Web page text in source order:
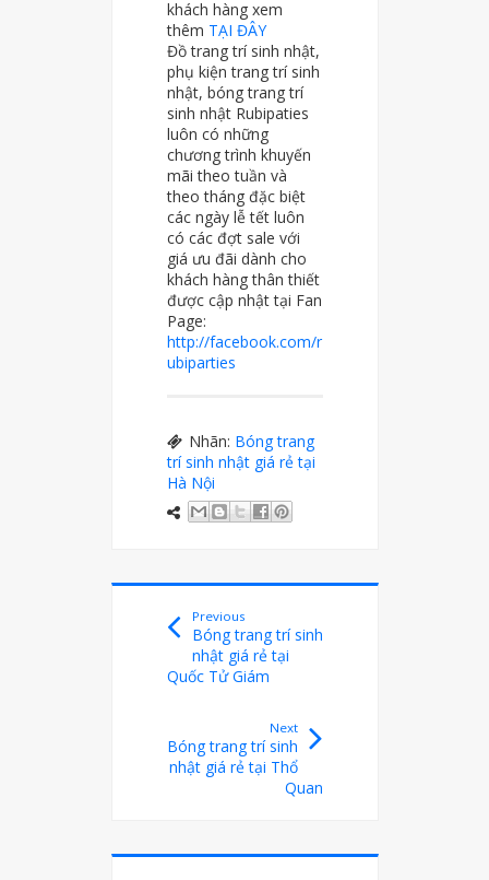
khách hàng xem
thêm TẠI ĐÂY
Đồ trang trí sinh nhật,
phụ kiện trang trí sinh
nhật, bóng trang trí
sinh nhật Rubipaties
luôn có những
chương trình khuyến
mãi theo tuần và
theo tháng đặc biệt
các ngày lễ tết luôn
có các đợt sale với
giá ưu đãi dành cho
khách hàng thân thiết
được cập nhật tại Fan
Page:
http://facebook.com/r
ubiparties
Nhãn: Bóng trang
trí sinh nhật giá rẻ tại
Hà Nội
Previous
Bóng trang trí sinh
nhật giá rẻ tại
Quốc Tử Giám
Next
Bóng trang trí sinh
nhật giá rẻ tại Thổ
Quan